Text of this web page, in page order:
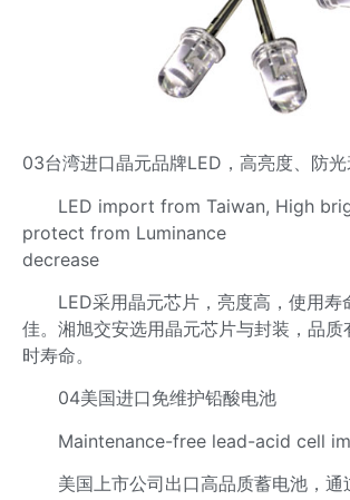
03台湾进口晶元品牌LED，高亮度、防光
LED import from Taiwan, High
protect from Luminance
decrease
LED采用晶元芯片，亮度高，使用寿
佳。湘旭交安选用晶元芯片与封装，品质
时寿命。
04美国进口免维护铅酸电池
Maintenance-free lead-acid cell
美国上市公司出口高品质蓄电池，通